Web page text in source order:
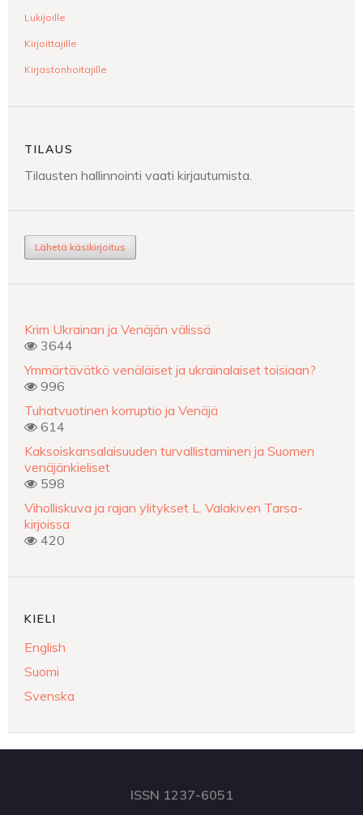
Lukijoille
Kirjoittajille
Kirjastonhoitajille
TILAUS
Tilausten hallinnointi vaati kirjautumista.
Lähetä käsikirjoitus
Krim Ukrainan ja Venäjän välissä
3644
Ymmärtävätkö venäläiset ja ukrainalaiset toisiaan?
996
Tuhatvuotinen korruptio ja Venäjä
614
Kaksoiskansalaisuuden turvallistaminen ja Suomen
venäjänkieliset
598
Viholliskuva ja rajan ylitykset L. Valakiven Tarsa-
kirjoissa
420
KIELI
English
Suomi
Svenska
ISSN 1237-6051